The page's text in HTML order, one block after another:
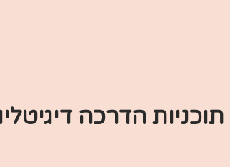
תוכניות הדרכה